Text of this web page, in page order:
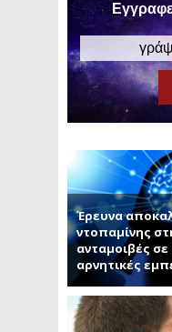
Έρευνα
ντοπαμίνης
ανταμοιβές σε
αρνητικές